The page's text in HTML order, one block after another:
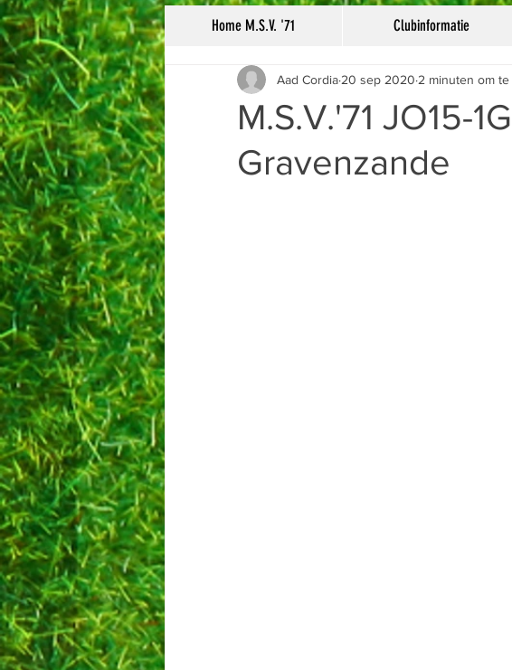
Home M.S.V. '71 Clubinformatie
M.S.V.'71 JO15-
Gravenzande
Aad Cordia 20 sep 2020 2 minuten om te